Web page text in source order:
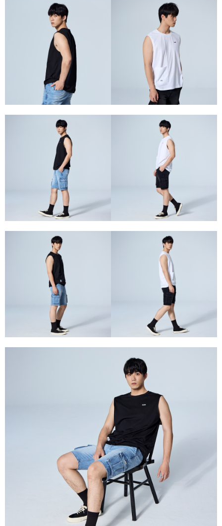
易，需依本服務之必要範圍內提供個人資料，並將交易相關給付款項請求債
權轉讓予恩沛科技股份有限公司。
２．關於個人資料處理事宜，請瀏覽以下網址：
https://aftee.tw/terms/#terms3
３．未成年的使用者請事先徵得法定代理人或監護人之同意方可使用
「AFTEE先享後付」，若未經同意申辦者引起之損失，本公司不負相關責
４．使用「AFTEE先享後付」時，將依據個別帳號之用戶狀況，依本公司即
時審查核予不同之上限額度；若仍有額度不足之情形，本公司將視審查結果
請求用戶進行身份認證。
５．嚴禁一人註冊多個帳號或使用他人資訊註冊。若發現惡意使用之情形，
恩沛科技股份有限公司將有權停止該用戶之使用額度並採取法律行動。
門市自取【環保愛地球｜自備購物袋 | 出貨後10天內通知取貨】